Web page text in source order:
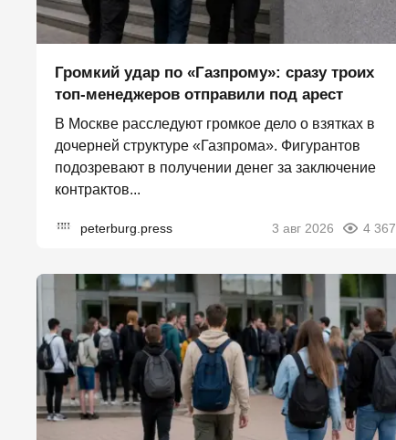
Громкий удар по «Газпрому»: сразу троих
топ-менеджеров отправили под арест
В Москве расследуют громкое дело о взятках в
дочерней структуре «Газпрома». Фигурантов
подозревают в получении денег за заключение
контрактов...
peterburg.press 3 авг 2026 4 367